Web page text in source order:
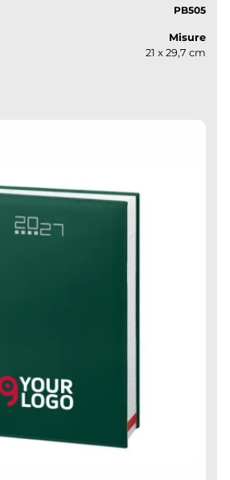
PB505
Misure
21 x 29,7 cm